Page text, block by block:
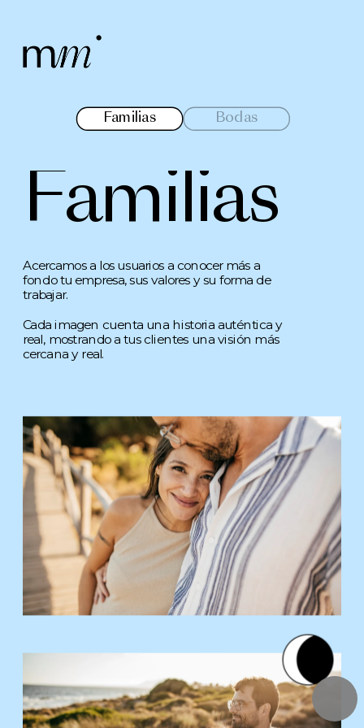
Bodas
Familias
Familias
Acercamos a los usuarios a conocer más a
fondo tu empresa, sus valores y su forma de
trabajar.
Cada imagen cuenta una historia auténtica y
real, mostrando a tus clientes una visión más
cercana y real.